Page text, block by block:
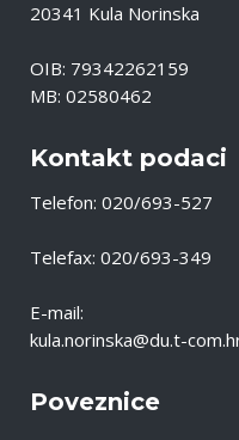
20341 Kula Norinska
OIB: 79342262159
MB: 02580462
Kontakt podaci
Telefon: 020/693-527
Telefax: 020/693-349
E-mail:
kula.norinska@du.t-
Poveznice